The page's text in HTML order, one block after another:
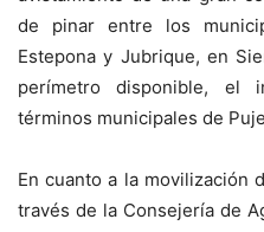
de pinar entre los
Estepona y Jubrique, en
perímetro disponible, el
términos municipales de
En cuanto a la movilización
través de la Consejería de